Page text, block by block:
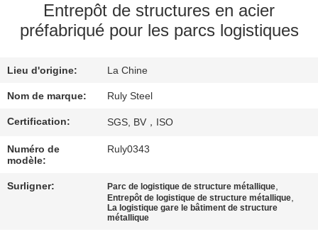
SUJET
NOUS
VISITE
D'USINE
CONTRÔLE
Entrepôt de structures en acier
préfabriqué pour les parcs logistiques
Lieu d'origine: La Chine
Nom de marque: Ruly Steel
Certification: SGS, BV，ISO
Numéro de
modèle:
Ruly0343
Surligner: Parc de logistique de structure métallique,
Entrepôt de logistique de structure métallique,
La logistique gare le bâtiment de structure
métallique